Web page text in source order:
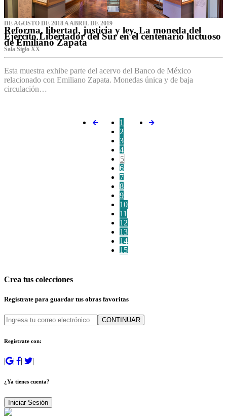
DE AGOSTO DE 2018 A ABRIL DE 2019
Reforma, libertad, justicia y ley. La moneda del
Ejército Libertador del Sur en el centenario luctuoso
de Emiliano Zapata
Sala Siglo XX
Esta muestra exhibe parte del acervo del Banco de México
relacionado con Emiliano Zapata. Monedas única y de baja
circulación…
1
2
3
4
5
6
7
8
9
10
11
12
13
14
15
Crea tus colecciones
Regístrate para guardar tus obras favoritas
CONTINUAR
Regístrate con:
| | | |
¿Ya tienes cuenta?
Iniciar Sesión